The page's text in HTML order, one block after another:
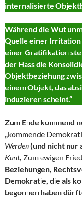
internalisierte
Während die Wut
Quelle einer Irritation
einer Gratifikation
der Hass die
Objektbeziehung
einem Objekt, das
induzieren scheint.“
Zum Ende kommend
„kommende
Werden(und nicht nur
Kant, Zum ewigen
Beziehungen,
Demokratie, die als
begonnen haben